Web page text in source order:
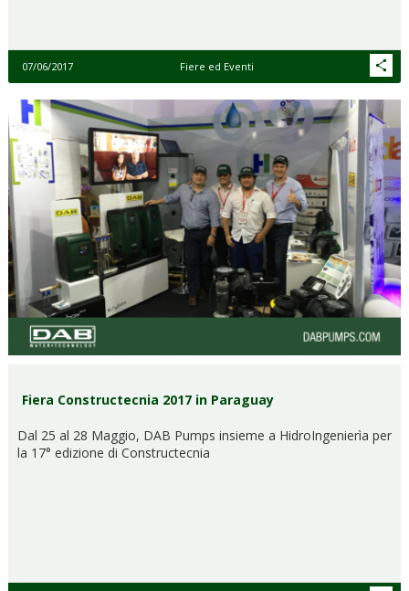
07/06/2017 Fiere ed Eventi
Fiera Constructecnia 2017 in Paraguay
Dal 25 al 28 Maggio, DAB Pumps insieme a HidroIngenierìa per
la 17° edizione di Constructecnia